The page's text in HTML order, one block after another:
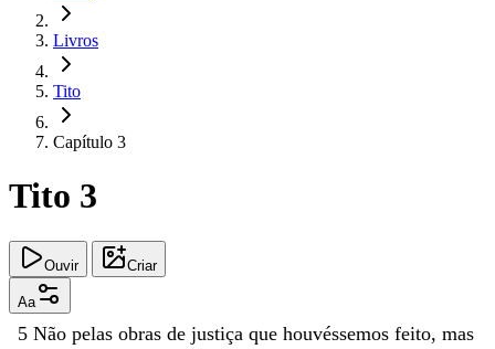
Livros
Tito
Capítulo 3
Tito 3
Ouvir Criar
Aa
5 Não pelas obras de justiça que houvéssemos feito, mas